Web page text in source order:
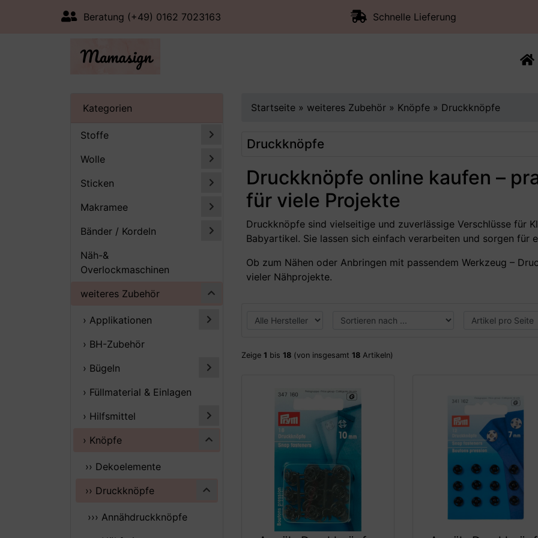
Beratung (+49) 0162 7023163 Schnelle Lieferung
Kategorien
Stoffe
Wolle
Sticken
Makramee
Bänder / Kordeln
Näh-&
Overlockmaschinen
weiteres Zubehör
› Applikationen
› BH-Zubehör
› Bügeln
› Füllmaterial & Einlagen
› Hilfsmittel
› Knöpfe
›› Dekoelemente
›› Druckknöpfe
››› Annähdruckknöpfe
Startseite » weiteres Zubehör » Knöpfe » Druckknöpfe
Druckknöpfe
Druckknöpfe online kaufen –
für viele Projekte
Druckknöpfe sind vielseitige und zuverlässige Verschlüsse für
Babyartikel. Sie lassen sich einfach verarbeiten und sorgen für
Ob zum Nähen oder Anbringen mit passendem Werkzeug –
vieler Nähprojekte.
Zeige 1 bis 18 (von insgesamt 18 Artikeln)